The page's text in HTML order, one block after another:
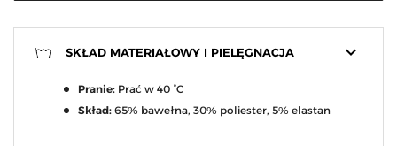
keyboard_arrow_down
SKŁAD MATERIAŁOWY I PIELĘGNACJA
Pranie: Prać w 40 °C
Skład: 65% bawełna, 30% poliester, 5% elastan